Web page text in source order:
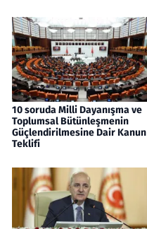
10 soruda Milli Dayanışma ve
Toplumsal Bütünleşmenin
Güçlendirilmesine Dair Kanun
Teklifi